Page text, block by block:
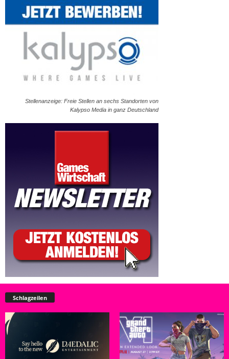
Stellenanzeige: Freie Stellen an sechs Standorten von
Kalypso Media in ganz Deutschland
Schlagzeilen